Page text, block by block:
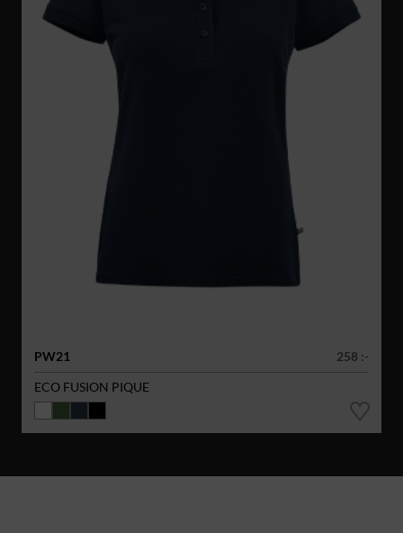
PW21
258 :-
ECO FUSION PIQUE